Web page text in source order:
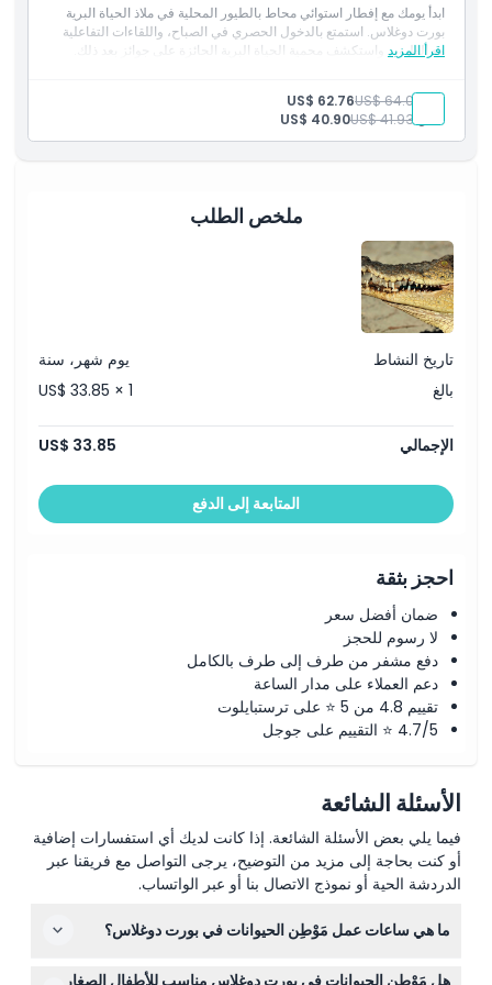
سياسة الأطفال والبالغين
ساعات العمل
كيفية الوصول إلى هناك
كيفية الاسترداد
ابدأ يومك مع إفطار استوائي محاط بالطيور المحلية في ملاذ الحياة البرية
بورت دوغلاس. استمتع بالدخول الحصري في الصباح، واللقاءات التفاعلية
مع الطيور، واستكشف محمية الحياة البرية الحائزة على جوائز بعد ذلك.
اقرأ المزيد
بالغ: US$ 64.04
US$ 62.76
طفل:US$ 41.93
US$ 40.90
ملخص الطلب
تاريخ النشاط
يوم شهر، سنة
بالغ
US$ 33.85 × 1
الإجمالي US$ 33.85
المتابعة إلى الدفع
احجز بثقة
ضمان أفضل سعر
لا رسوم للحجز
دفع مشفر من طرف إلى طرف بالكامل
دعم العملاء على مدار الساعة
تقييم 4.8 من 5 ⭐ على ترستبايلوت
4.7/5 ⭐ التقييم على جوجل
الأسئلة الشائعة
فيما يلي بعض الأسئلة الشائعة. إذا كانت لديك أي استفسارات إضافية
أو كنت بحاجة إلى مزيد من التوضيح، يرجى التواصل مع فريقنا عبر
الدردشة الحية أو نموذج الاتصال بنا أو عبر الواتساب.
ما هي ساعات عمل مَوْطِن الحيوانات في بورت دوغلاس؟
الحديقة مفتوحة يوميًا من الساعة 8:00 صباحًا حتى 4:00 مساءً،
هل مَوْطِن الحيوانات في بورت دوغلاس مناسب للأطفال الصغار